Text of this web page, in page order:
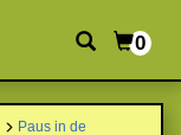
0
Paus in de